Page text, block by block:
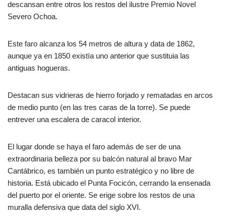
descansan entre otros los restos del ilustre Premio Novel
Severo Ochoa.
Este faro alcanza los 54 metros de altura y data de 1862,
aunque ya en 1850 existía uno anterior que sustituia las
antiguas hogueras.
Destacan sus vidrieras de hierro forjado y rematadas en arcos
de medio punto (en las tres caras de la torre). Se puede
entrever una escalera de caracol interior.
El lugar donde se haya el faro además de ser de una
extraordinaria belleza por su balcón natural al bravo Mar
Cantábrico, es también un punto estratégico y no libre de
historia. Está ubicado el Punta Focicón, cerrando la ensenada
del puerto por el oriente. Se erige sobre los restos de una
muralla defensiva que data del siglo XVI.